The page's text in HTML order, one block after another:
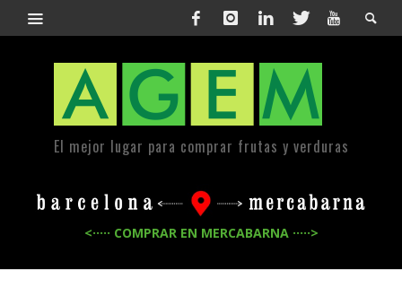
El mejor lugar para comprar frutas y verduras
<····· COMPRAR EN MERCABARNA ·····>